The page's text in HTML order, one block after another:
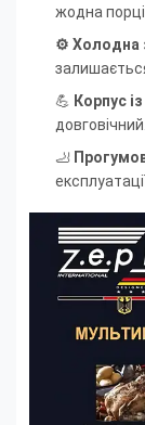
жодна
⚙ Холодна
💪 Корпус
довговічний.
🦶